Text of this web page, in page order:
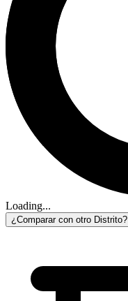
Loading...
¿Comparar con otro Distrito?